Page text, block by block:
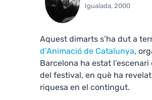
Igualada, 2000
Aquest dimarts s’ha dut a
d’Animació de Catalunya,
Barcelona ha estat
del festival, en què ha
riquesa en el contingut.